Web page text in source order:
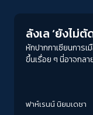
ลังเล ‘ยังไม่ตั
หักปากกาเซียนการเ
ขึ้นเรื่อย ๆ นี่อาจกล
ฟาห์เรนน์ นิยมเดชา